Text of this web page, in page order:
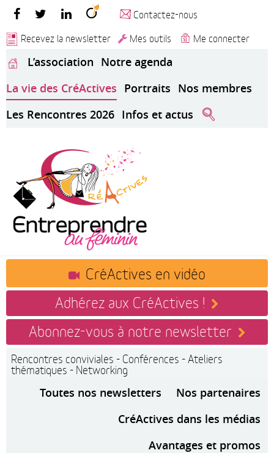
Contactez-nous
Recevez la newsletter
Mes outils Me connecter
L’association Notre agenda
La vie des CréActives Portraits Nos membres
Les Rencontres 2026 Infos et actus
CréActives en vidéo
Adhérez aux CréActives !
Abonnez-vous à notre newsletter
Rencontres conviviales - Conférences - Ateliers
thématiques - Networking
Toutes nos newsletters
Nos partenaires
CréActives dans les médias
Avantages et promos